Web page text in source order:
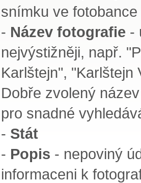
snímku ve fotobance
- Název fotografie -
nejvýstižněji, např.
Karlštejn", "Karlštejn
Dobře zvolený
pro snadné
- Stát
- Popis - nepoviný
informaceni k